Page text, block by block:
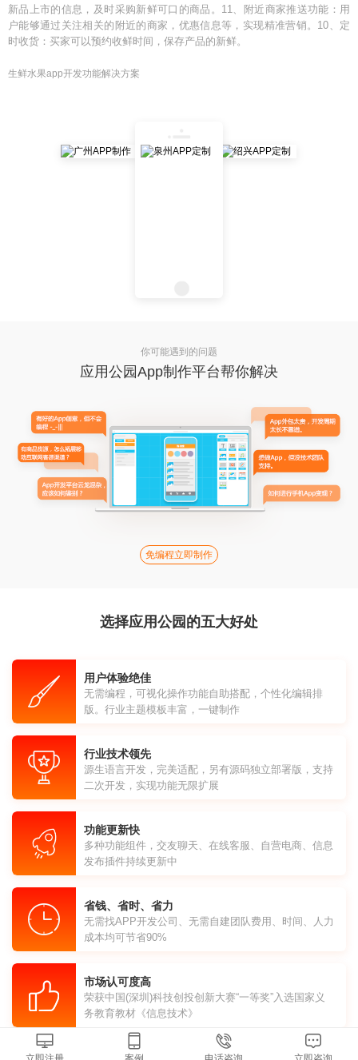
新品上市的信息，及时采购新鲜可口的商品。11、附近商家推送功能：用
户能够通过关注相关的附近的商家，优惠信息等，实现精准营销。10、定
时收货：买家可以预约收鲜时间，保存产品的新鲜。
生鲜水果app开发功能解决方案
你可能遇到的问题
应用公园App制作平台帮你解决
免编程立即制作
选择应用公园的五大好处
用户体验绝佳
无需编程，可视化操作功能自助搭配，个性化编辑排
版。行业主题模板丰富，一键制作
行业技术领先
源生语言开发，完美适配，另有源码独立部署版，支持
二次开发，实现功能无限扩展
功能更新快
多种功能组件，交友聊天、在线客服、自营电商、信息
发布插件持续更新中
省钱、省时、省力
无需找APP开发公司、无需自建团队费用、时间、人力
成本均可节省90%
市场认可度高
荣获中国(深圳)科技创投创新大赛“一等奖”入选国家义
务教育教材《信息技术》